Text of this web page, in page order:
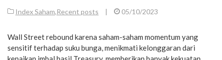
Index Saham,Recent posts | 05/10/2023
Wall Street rebound karena saham-saham momentum yang
sensitif terhadap suku bunga, menikmati kelonggaran dari